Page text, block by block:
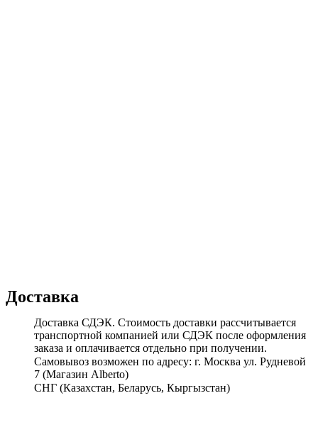
Доставка
Доставка СДЭК. Стоимость доставки рассчитывается
транспортной компанией или СДЭК после оформления
заказа и оплачивается отдельно при получении.
Самовывоз возможен по адресу: г. Москва ул. Рудневой
7 (Магазин Alberto)
СНГ (Казахстан, Беларусь, Кыргызстан)